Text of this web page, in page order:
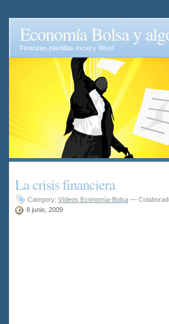
Economía Bolsa y
Finanzas-plantillas excel y Word
La crisis financiera
Category: Vídeos Economía-Bolsa —
8 junio, 2009